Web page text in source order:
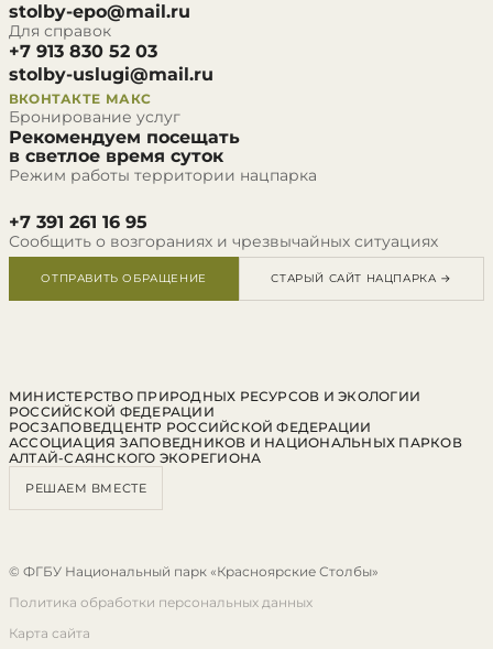
stolby-epo@mail.ru
Для справок
+7 913 830 52 03
stolby-uslugi@mail.ru
ВКОНТАКТЕ МАКС
Бронирование услуг
Рекомендуем посещать
в светлое время суток
Режим работы территории нацпарка
+7 391 261 16 95
Сообщить о возгораниях и чрезвычайных ситуациях
ОТПРАВИТЬ ОБРАЩЕНИЕ СТАРЫЙ САЙТ НАЦПАРКА →
МИНИСТЕРСТВО ПРИРОДНЫХ РЕСУРСОВ И ЭКОЛОГИИ
РОССИЙСКОЙ ФЕДЕРАЦИИ
РОСЗАПОВЕДЦЕНТР РОССИЙСКОЙ ФЕДЕРАЦИИ
АССОЦИАЦИЯ ЗАПОВЕДНИКОВ И НАЦИОНАЛЬНЫХ ПАРКОВ
АЛТАЙ-САЯНСКОГО ЭКОРЕГИОНА
РЕШАЕМ ВМЕСТЕ
© ФГБУ Национальный парк «Красноярские Столбы»
Политика обработки персональных данных
Карта сайта